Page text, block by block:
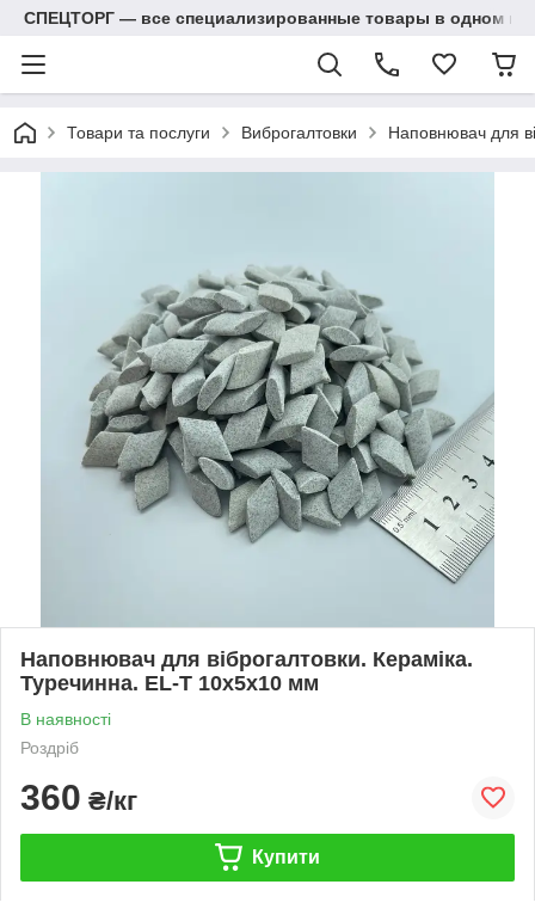
СПЕЦТОРГ — все специализированные товары в одном
Товари та послуги Виброгалтовки Наповнювач для
Наповнювач для віброгалтовки. Кераміка.
Туречинна. EL-T 10x5x10 мм
В наявності
Роздріб
360 ₴/кг
Купити